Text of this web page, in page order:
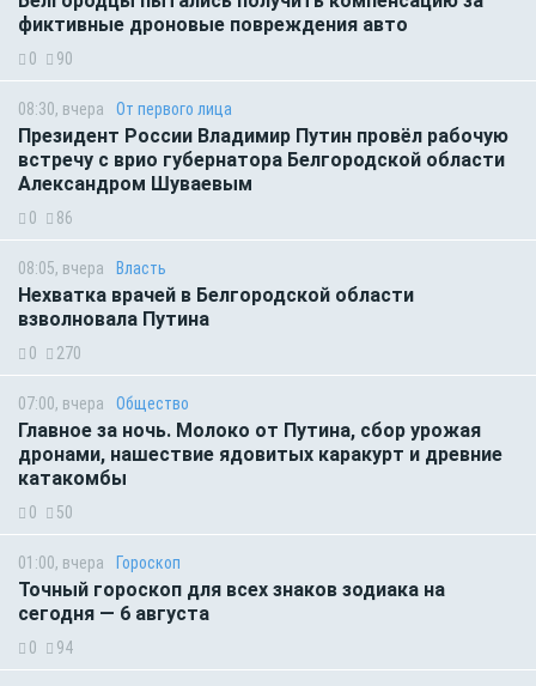
фиктивные дроновые повреждения авто
0 90
08:30, вчера От первого лица
Президент России Владимир Путин провёл рабочую
встречу с врио губернатора Белгородской области
Александром Шуваевым
0 86
08:05, вчера Власть
Нехватка врачей в Белгородской области
взволновала Путина
0 270
07:00, вчера Общество
Главное за ночь. Молоко от Путина, сбор урожая
дронами, нашествие ядовитых каракурт и древние
катакомбы
0 50
01:00, вчера Гороскоп
Точный гороскоп для всех знаков зодиака на
сегодня — 6 августа
0 94